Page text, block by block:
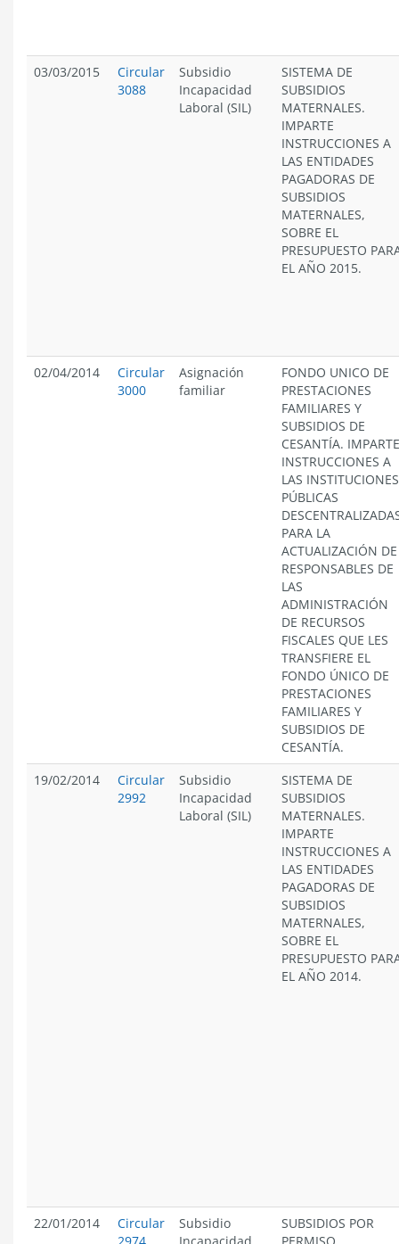
03/03/2015
Circular
3088
Subsidio
Incapacidad
Laboral (SIL)
SISTEMA DE
SUBSIDIOS
MATERNALES.
IMPARTE
INSTRUCCIONES A
LAS ENTIDADES
PAGADORAS DE
SUBSIDIOS
MATERNALES,
SOBRE EL
PRESUPUESTO
EL AÑO 2015.
02/04/2014
Circular
3000
Asignación
familiar
FONDO UNICO DE
PRESTACIONES
FAMILIARES Y
SUBSIDIOS DE
CESANTÍA. IMPARTE
INSTRUCCIONES A
LAS INSTITUCIONES
PÚBLICAS
PARA LA
ACTUALIZACIÓN DE
RESPONSABLES DE
LAS
ADMINISTRACIÓN
DE RECURSOS
FISCALES QUE LES
TRANSFIERE EL
FONDO ÚNICO DE
PRESTACIONES
FAMILIARES Y
SUBSIDIOS DE
CESANTÍA.
19/02/2014
Circular
2992
Subsidio
Incapacidad
Laboral (SIL)
SISTEMA DE
SUBSIDIOS
MATERNALES.
IMPARTE
INSTRUCCIONES A
LAS ENTIDADES
PAGADORAS DE
SUBSIDIOS
MATERNALES,
SOBRE EL
PRESUPUESTO
EL AÑO 2014.
22/01/2014
Circular
Subsidio
SUBSIDIOS POR